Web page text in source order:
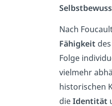
Nach
Fähigkeit
Folge
vielmehr
historischen
dieIdentität